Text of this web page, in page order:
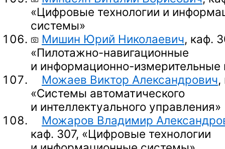
«Цифровые технологии и
системы»
Мишин Юрий Николаевич, каф.
«Пилотажно-навигационные
и информационно-измерительные
Можаев Виктор Александрович,
«Системы автоматического
и интеллектуального управления»
Можаров Владимир
каф. 307, «Цифровые технологии